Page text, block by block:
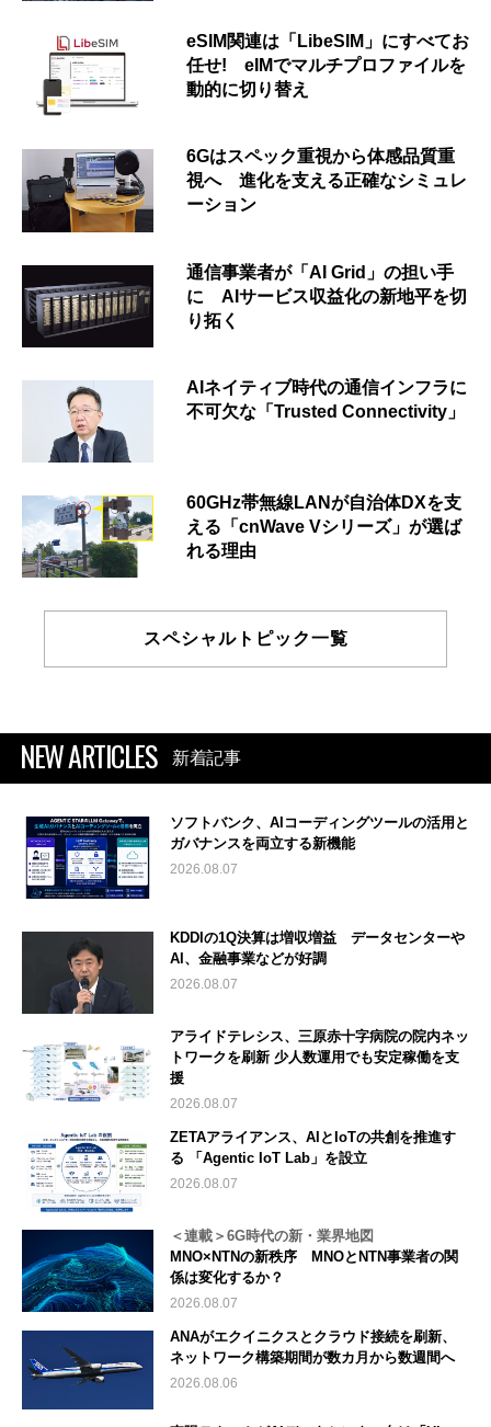
eSIM関連は「LibeSIM」にすべてお
任せ! eIMでマルチプロファイルを
動的に切り替え
6Gはスペック重視から体感品質重
視へ 進化を支える正確なシミュレ
ーション
通信事業者が「AI Grid」の担い手
に AIサービス収益化の新地平を切
り拓く
AIネイティブ時代の通信インフラに
不可欠な「Trusted Connectivity」
60GHz帯無線LANが自治体DXを支
える「cnWave Vシリーズ」が選ば
れる理由
スペシャルトピック一覧
NEW ARTICLES 新着記事
ソフトバンク、AIコーディングツールの活用と
ガバナンスを両立する新機能
2026.08.07
KDDIの1Q決算は増収増益 データセンターや
AI、金融事業などが好調
2026.08.07
アライドテレシス、三原赤十字病院の院内ネッ
トワークを刷新 少人数運用でも安定稼働を支
援
2026.08.07
ZETAアライアンス、AIとIoTの共創を推進す
る 「Agentic IoT Lab」を設立
2026.08.07
＜連載＞6G時代の新・業界地図
MNO×NTNの新秩序 MNOとNTN事業者の関
係は変化するか？
2026.08.07
ANAがエクイニクスとクラウド接続を刷新、
ネットワーク構築期間が数カ月から数週間へ
2026.08.06